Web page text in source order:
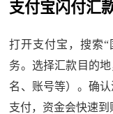
支付宝闪付汇
打开支付宝，搜索
务。选择汇款目的
名、账号等）。确
支付，资金会快速到